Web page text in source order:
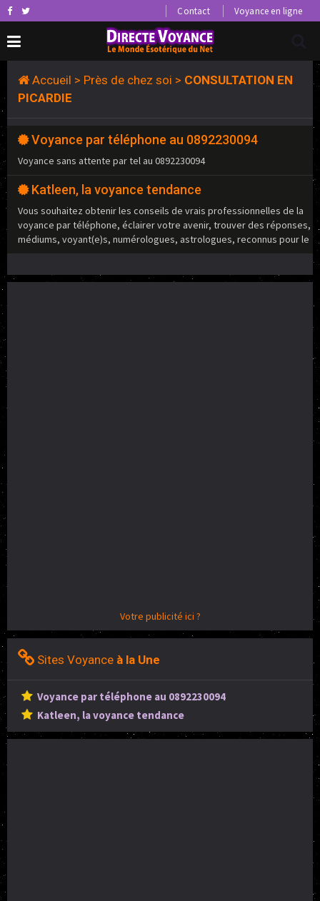
Contact Voyance en ligne
Accueil > Près de chez soi > CONSULTATION EN
PICARDIE
Voyance par téléphone au 0892230094
Voyance sans attente par tel au 0892230094
Katleen, la voyance tendance
Vous souhaitez obtenir les conseils de vrais professionnelles de la
voyance par téléphone, éclairer votre avenir, trouver des réponses,
médiums, voyant(e)s, numérologues, astrologues, reconnus pour le
Votre publicité ici ?
Sites Voyance à la Une
Voyance par téléphone au 0892230094
Katleen, la voyance tendance